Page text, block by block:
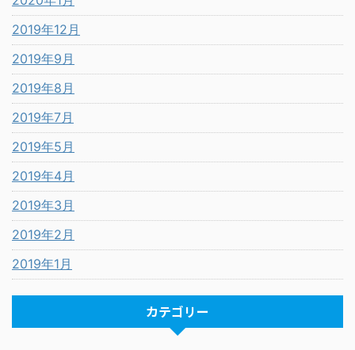
2019年12月
2019年9月
2019年8月
2019年7月
2019年5月
2019年4月
2019年3月
2019年2月
2019年1月
カテゴリー